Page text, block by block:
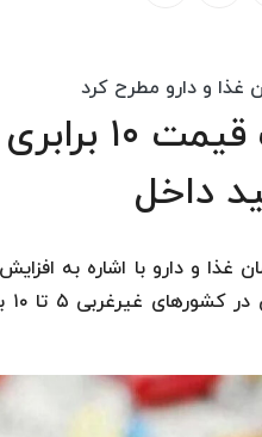
غذا و دارو مطرح کرد
تفاوت
داخل
غذا و دارو با اشاره به